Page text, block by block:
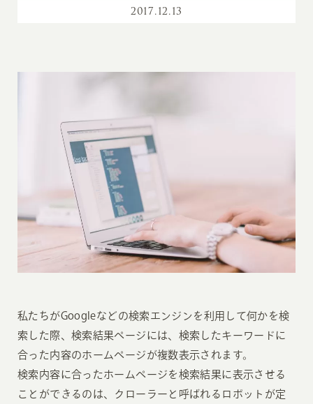
2017.12.13
私たちがGoogleなどの検索エンジンを利用して何かを検
索した際、検索結果ページには、検索したキーワードに
合った内容のホームページが複数表示されます。
検索内容に合ったホームページを検索結果に表示させる
ことができるのは、クローラーと呼ばれるロボットが定